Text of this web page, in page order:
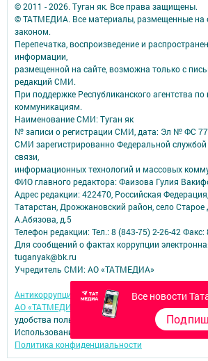
Все новости
© 2011 - 2026. Туган як. Все права защищены.
© ТАТМЕДИА. Все материалы, размещенные на
законом.
Перепечатка, воспроизведение и
информации,
размещенной на сайте, возможна только с
редакций СМИ.
При поддержке Республиканского агентства
коммуникациям.
Наименование СМИ: Туган як
№ записи о регистрации СМИ, дата: Эл № ФС 77
СМИ зарегистрированно Федеральной службой
связи,
информационных технологий и массовых
ФИО главного редактора: Фаизова Гулия
Адрес редакции: 422470, Российская
Татарстан, Дрожжановский район, село
А.Абязова, д.5
Телефон редакции: Тел.: 8 (843-75) 2-26-42 Факс:
Для сообщений о фактах коррупции
tuganyak@bk.ru
Учредитель СМИ: АО «ТАТМЕДИА»
Антикоррупционная политика
АО «ТАТМЕДИА» использует «cookie»для
удобства пользователей сайтом.
Использование «cookie» можно отменить в
Политика конфиденциальности